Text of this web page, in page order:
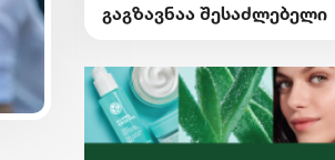
გამარჯვებულები